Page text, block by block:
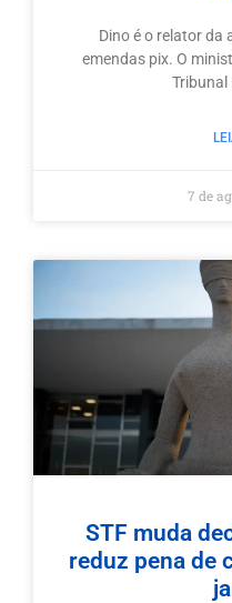
Dino é o relator da
emendas pix. O
Tribunal
7 de
STF muda
reduz pena de